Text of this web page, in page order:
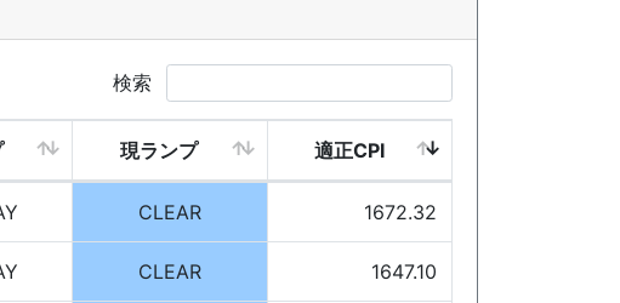
検索
現ランプ 適正CPI
CLEAR 1672.32
CLEAR 1647.10